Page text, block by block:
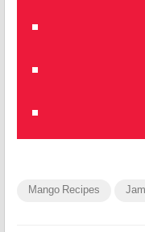
Mango Recipes